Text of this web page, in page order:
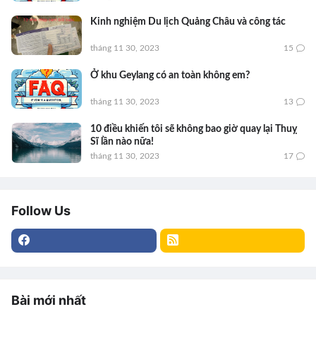
Kinh nghiệm Du lịch Quảng Châu và công tác
tháng 11 30, 2023 15
Ở khu Geylang có an toàn không em?
tháng 11 30, 2023 13
10 điều khiến tôi sẽ không bao giờ quay lại Thuỵ
Sĩ lần nào nữa!
tháng 11 30, 2023 17
Follow Us
Bài mới nhất